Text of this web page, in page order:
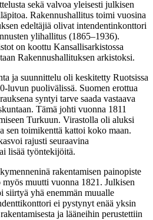
sekä valvoa yleisesti julkisen
Rakennushallitus toimi vuosina
edeltäjiä olivat intendentinkonttori
ylihallitus (1865–1936).
on koottu Kansallisarkistossa
Rakennushallituksen arkistoksi.
ja suunnittelu oli keskitetty Ruotsissa
luvun puolivälissä. Suomen erottua
syntyi tarve saada vastaava
Tämä johti vuonna 1811
Turkuun. Virastolla oli aluksi
sen toimikenttä kattoi koko maan.
rajusti seuraavina
lisää työntekijöitä.
rakentamisen painopiste
muutti vuonna 1821. Julkisen
siirtyä yhä enemmän muualle
ei pystynyt enää yksin
ja lääneihin perustettiin